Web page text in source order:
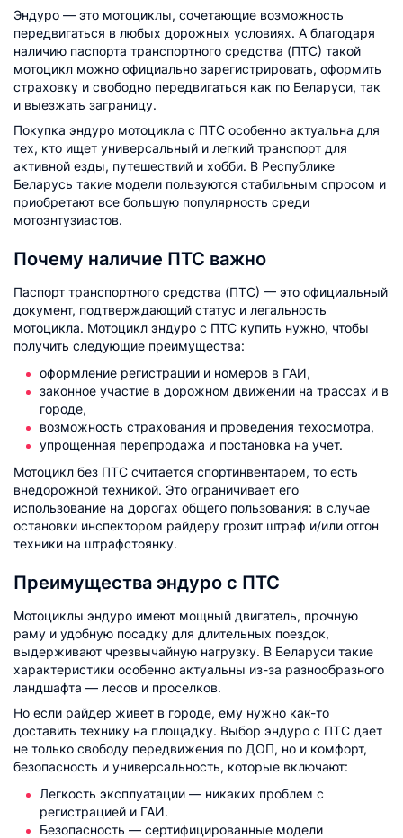
Эндуро — это мотоциклы, сочетающие возможность
передвигаться в любых дорожных условиях. А благодаря
наличию паспорта транспортного средства (ПТС) такой
мотоцикл можно официально зарегистрировать, оформить
страховку и свободно передвигаться как по Беларуси, так
и выезжать заграницу.
Покупка эндуро мотоцикла с ПТС особенно актуальна для
тех, кто ищет универсальный и легкий транспорт для
активной езды, путешествий и хобби. В Республике
Беларусь такие модели пользуются стабильным спросом и
приобретают все большую популярность среди
мотоэнтузиастов.
Почему наличие ПТС важно
Паспорт транспортного средства (ПТС) — это официальный
документ, подтверждающий статус и легальность
мотоцикла. Мотоцикл эндуро с ПТС купить нужно, чтобы
получить следующие преимущества:
оформление регистрации и номеров в ГАИ,
законное участие в дорожном движении на трассах и в
городе,
возможность страхования и проведения техосмотра,
упрощенная перепродажа и постановка на учет.
Мотоцикл без ПТС считается спортинвентарем, то есть
внедорожной техникой. Это ограничивает его
использование на дорогах общего пользования: в случае
остановки инспектором райдеру грозит штраф и/или отгон
техники на штрафстоянку.
Преимущества эндуро с ПТС
Мотоциклы эндуро имеют мощный двигатель, прочную
раму и удобную посадку для длительных поездок,
выдерживают чрезвычайную нагрузку. В Беларуси такие
характеристики особенно актуальны из-за разнообразного
ландшафта — лесов и проселков.
Но если райдер живет в городе, ему нужно как-то
доставить технику на площадку. Выбор эндуро с ПТС дает
не только свободу передвижения по ДОП, но и комфорт,
безопасность и универсальность, которые включают:
Легкость эксплуатации — никаких проблем с
регистрацией и ГАИ.
Безопасность — сертифицированные модели